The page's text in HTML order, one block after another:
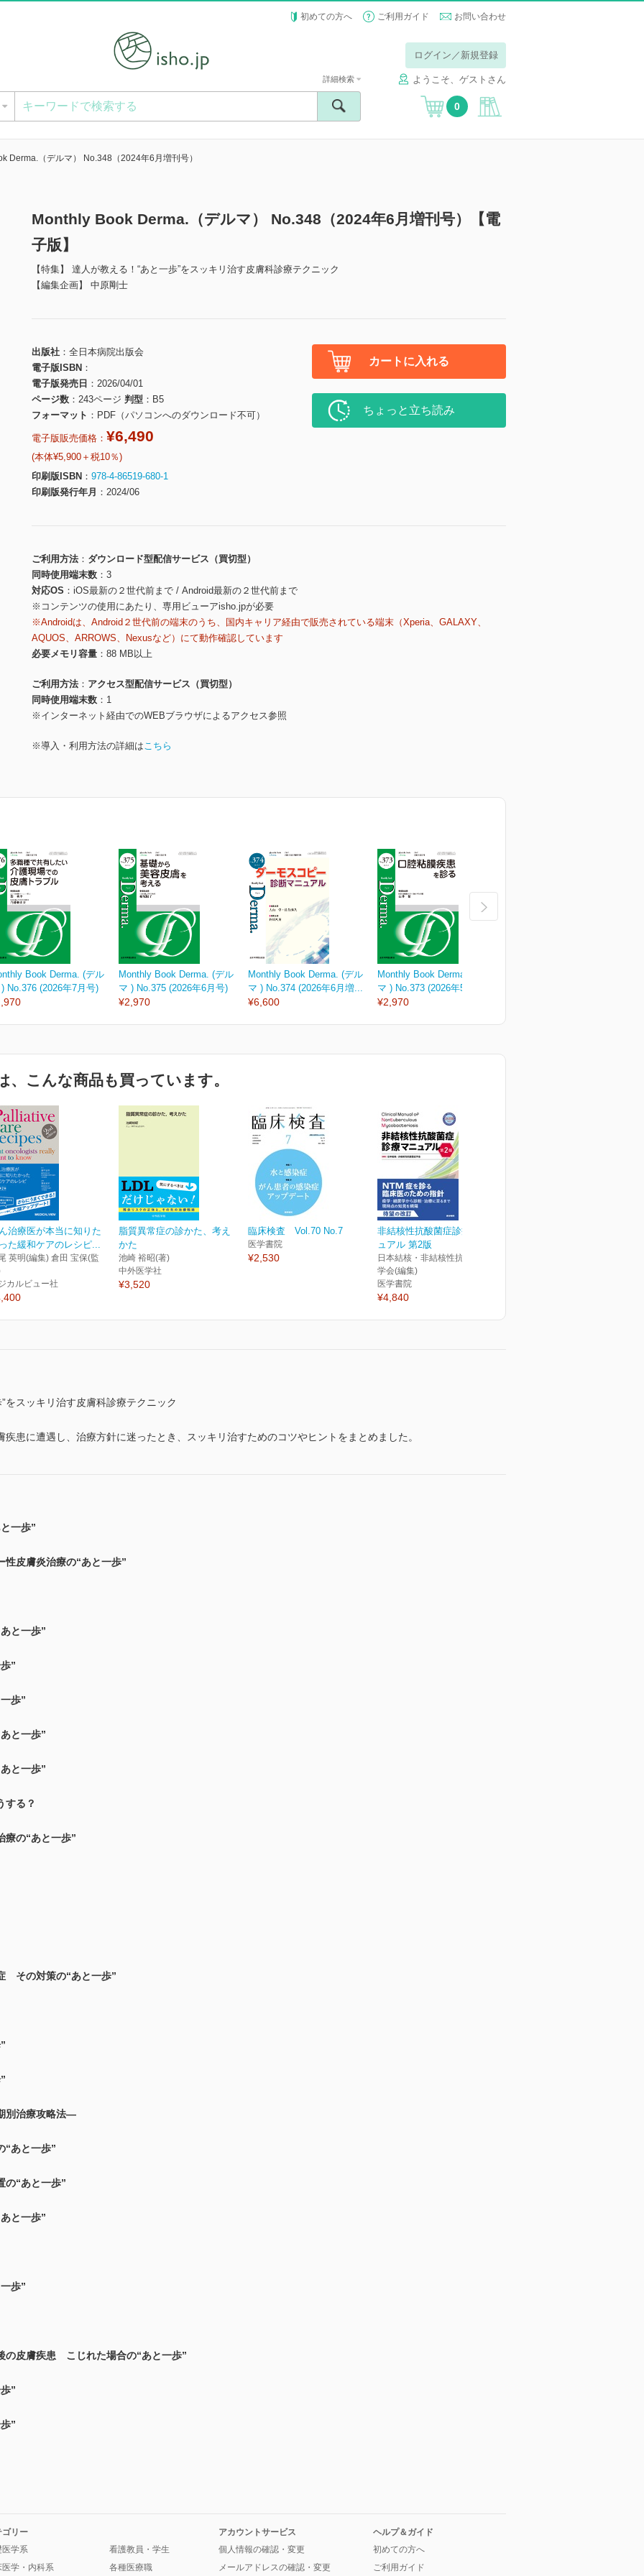
初めての方へ ご利用ガイド お問い合わせ
ログイン／新規登録
ようこそ、ゲストさん
詳細検索
0
Derma.（デルマ） No.348（2024年6月増刊号）
Monthly Book Derma.（デルマ） No.348（2024年6月増刊号）【電
子版】
【特集】 達人が教える！“あと一歩”をスッキリ治す皮膚科診療テクニック
【編集企画】 中原剛士
出版社
全日本病院出版会
電子版ISBN
電子版発売日
2026/04/01
ページ数
243ページ 判型
B5
フォーマット
PDF（パソコンへのダウンロード不可）
電子版販売価格： ¥6,490
(本体¥5,900＋税10％)
印刷版ISBN
978-4-86519-680-1
印刷版発行年月
2024/06
カートに入れる
ちょっと立ち読み
ご利用方法
ダウンロード型配信サービス（買切型）
同時使用端末数
3
対応OS
iOS最新の２世代前まで / Android最新の２世代前まで
※コンテンツの使用にあたり、専用ビューアisho.jpが必要
※Androidは、Android２世代前の端末のうち、国内キャリア経由で販売されている端末（Xperia、GALAXY、
AQUOS、ARROWS、Nexusなど）にて動作確認しています
必要メモリ容量
88 MB以上
ご利用方法
アクセス型配信サービス（買切型）
同時使用端末数
1
※インターネット経由でのWEBブラウザによるアクセス参照
※導入・利用方法の詳細はこちら
Book Derma. (デル
No.376 (2026年7月号)
Monthly Book Derma. (デル
マ ) No.375 (2026年6月号)
¥2,970
Monthly Book Derma. (デル
マ ) No.374 (2026年6月増...
¥6,600
Monthly Book Derma. (デル
マ ) No.373 (2026年5月号)
¥2,970
、こんな商品も買っています。
治療医が本当に知りた
た緩和ケアのレシピ...
英明(編集) 倉田 宝保(監
カルビュー社
脂質異常症の診かた、考え
かた
池崎 裕昭(著)
中外医学社
¥3,520
臨床検査 Vol.70 No.7
医学書院
¥2,530
非結核性抗酸菌症診療マニ
ュアル 第2版
日本結核・非結核性抗酸菌症
学会(編集)
医学書院
¥4,840
をスッキリ治す皮膚科診療テクニック
患に遭遇し、治療方針に迷ったとき、スッキリ治すためのコツやヒントをまとめました。
一歩”
性皮膚炎治療の“あと一歩”
と一歩”
”
歩”
と一歩”
と一歩”
する？
の“あと一歩”
その対策の“あと一歩”
別治療攻略法―
あと一歩”
の“あと一歩”
と一歩”
歩”
の皮膚疾患 こじれた場合の“あと一歩”
”
”
ゴリー
医学系
医学・内科系
看護教員・学生
各種医療職
アカウントサービス
個人情報の確認・変更
メールアドレスの確認・変更
ヘルプ＆ガイド
初めての方へ
ご利用ガイド